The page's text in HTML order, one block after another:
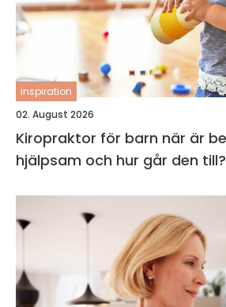
inspiration
02. August 2026
Kiropraktor för barn när är behandling
hjälpsam och hur går den till?